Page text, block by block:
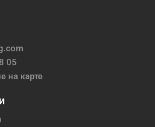
05
на карте